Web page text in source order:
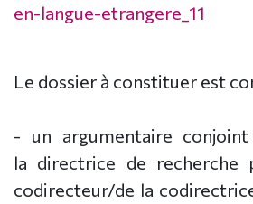
en-langue-etrangere_11
Le dossier à constituer est
- un argumentaire
la directrice de recherche
codirecteur/de la